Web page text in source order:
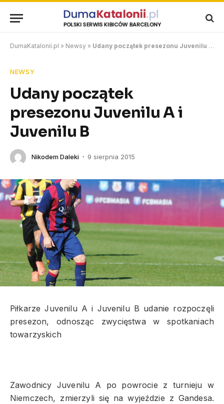
DumaKatalonii.pl » Newsy » Udany początek presezonu Juvenilu A i Juvenilu B
NEWSY
Udany początek
presezonu Juvenilu A i
Juvenilu B
Nikodem Daleki 9 sierpnia 2015
Piłkarze Juvenilu A i Juvenilu B udanie rozpoczęli
presezon, odnosząc zwycięstwa w spotkaniach
towarzyskich
Zawodnicy Juvenilu A po powrocie z turnieju w
Niemczech, zmierzyli się na wyjeździe z Gandesa.